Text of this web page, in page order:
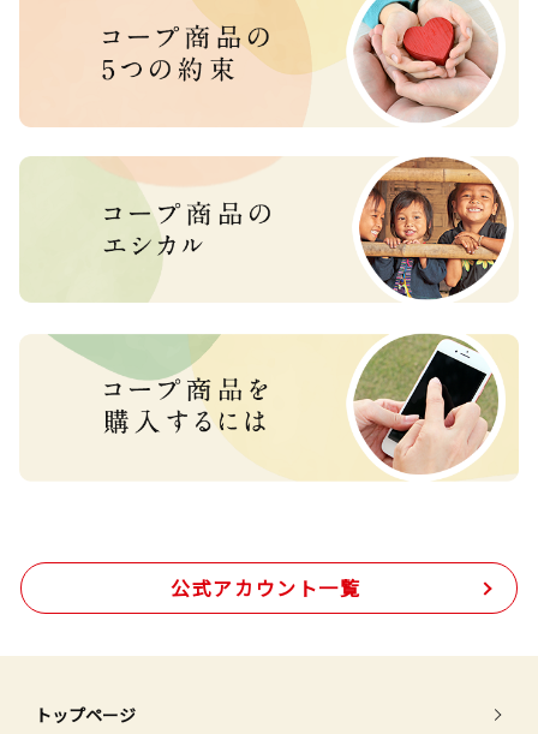
公式アカウント一覧
トップページ